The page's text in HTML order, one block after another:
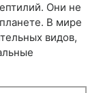
Они не
В мире
видов,